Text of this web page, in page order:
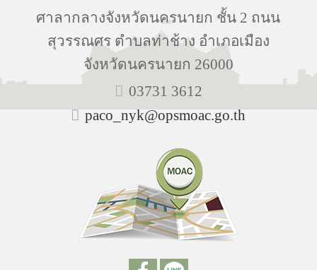
ศาลากลางจังหวัดนครนายก ชั้น 2 ถนน
สุวรรณศร ตำบลท่าช้าง อำเภอเมือง
จังหวัดนครนายก 26000
03731 3612
paco_nyk@opsmoac.go.th